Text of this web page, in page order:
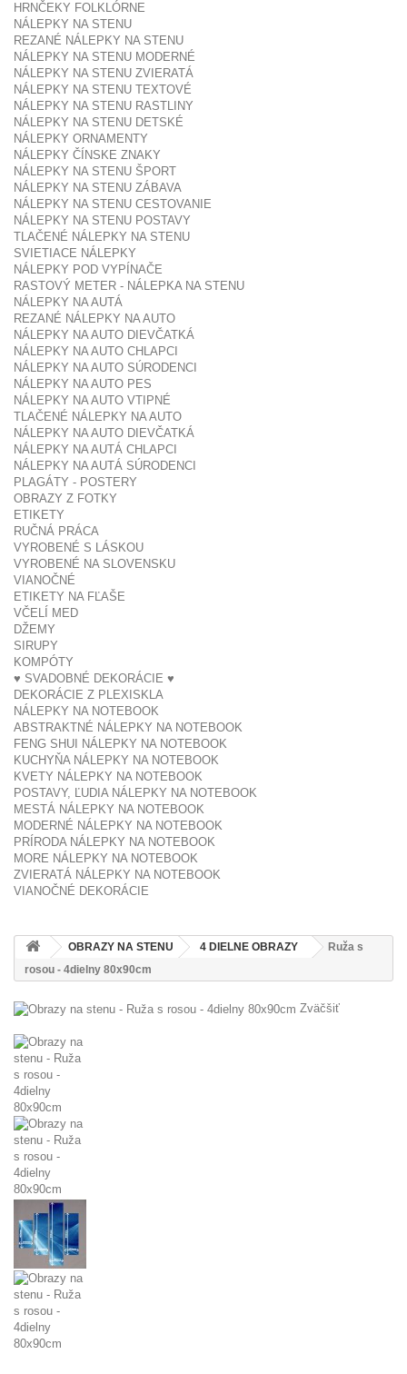
HRNČEKY FOLKLÓRNE
NÁLEPKY NA STENU
REZANÉ NÁLEPKY NA STENU
NÁLEPKY NA STENU MODERNÉ
NÁLEPKY NA STENU ZVIERATÁ
NÁLEPKY NA STENU TEXTOVÉ
NÁLEPKY NA STENU RASTLINY
NÁLEPKY NA STENU DETSKÉ
NÁLEPKY ORNAMENTY
NÁLEPKY ČÍNSKE ZNAKY
NÁLEPKY NA STENU ŠPORT
NÁLEPKY NA STENU ZÁBAVA
NÁLEPKY NA STENU CESTOVANIE
NÁLEPKY NA STENU POSTAVY
TLAČENÉ NÁLEPKY NA STENU
SVIETIACE NÁLEPKY
NÁLEPKY POD VYPÍNAČE
RASTOVÝ METER - NÁLEPKA NA STENU
NÁLEPKY NA AUTÁ
REZANÉ NÁLEPKY NA AUTO
NÁLEPKY NA AUTO DIEVČATKÁ
NÁLEPKY NA AUTO CHLAPCI
NÁLEPKY NA AUTO SÚRODENCI
NÁLEPKY NA AUTO PES
NÁLEPKY NA AUTO VTIPNÉ
TLAČENÉ NÁLEPKY NA AUTO
NÁLEPKY NA AUTO DIEVČATKÁ
NÁLEPKY NA AUTÁ CHLAPCI
NÁLEPKY NA AUTÁ SÚRODENCI
PLAGÁTY - POSTERY
OBRAZY Z FOTKY
ETIKETY
RUČNÁ PRÁCA
VYROBENÉ S LÁSKOU
VYROBENÉ NA SLOVENSKU
VIANOČNÉ
ETIKETY NA FĽAŠE
VČELÍ MED
DŽEMY
SIRUPY
KOMPÓTY
♥ SVADOBNÉ DEKORÁCIE ♥
DEKORÁCIE Z PLEXISKLA
NÁLEPKY NA NOTEBOOK
ABSTRAKTNÉ NÁLEPKY NA NOTEBOOK
FENG SHUI NÁLEPKY NA NOTEBOOK
KUCHYŇA NÁLEPKY NA NOTEBOOK
KVETY NÁLEPKY NA NOTEBOOK
POSTAVY, ĽUDIA NÁLEPKY NA NOTEBOOK
MESTÁ NÁLEPKY NA NOTEBOOK
MODERNÉ NÁLEPKY NA NOTEBOOK
PRÍRODA NÁLEPKY NA NOTEBOOK
MORE NÁLEPKY NA NOTEBOOK
ZVIERATÁ NÁLEPKY NA NOTEBOOK
VIANOČNÉ DEKORÁCIE
OBRAZY NA STENU 4 DIELNE OBRAZY
Ruža s
rosou - 4dielny 80x90cm
Zväčšiť